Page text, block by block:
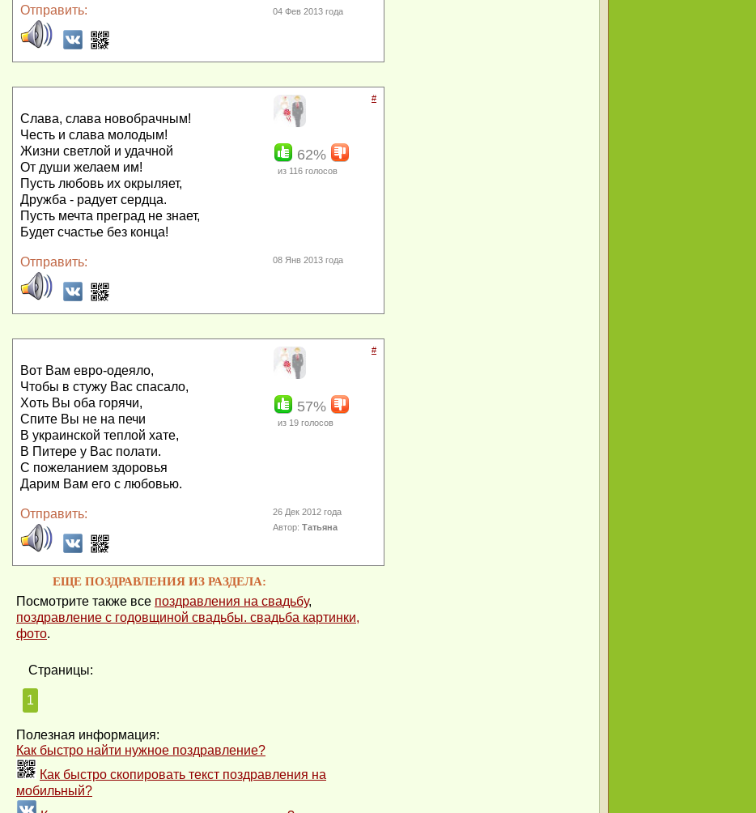
Отправить: 04 Фев 2013 года
Слава, слава новобрачным!
Честь и слава молодым!
Жизни светлой и удачной
От души желаем им!
Пусть любовь их окрыляет,
Дружба - радует сердца.
Пусть мечта преград не знает,
Будет счастье без конца!
#
62%
из 116 голосов
Отправить: 08 Янв 2013 года
Вот Вам евро-одеяло,
Чтобы в стужу Вас спасало,
Хоть Вы оба горячи,
Спите Вы не на печи
В украинской теплой хате,
В Питере у Вас полати.
С пожеланием здоровья
Дарим Вам его с любовью.
#
57%
из 19 голосов
Отправить:
26 Дек 2012 года
Автор:Татьяна
ЕЩЕ ПОЗДРАВЛЕНИЯ ИЗ РАЗДЕЛА:
Посмотрите также все поздравления на свадьбу,
поздравление с годовщиной свадьбы. свадьба картинки,
фото.
Страницы:
1
Полезная информация:
Как быстро найти нужное поздравление?
Как быстро скопировать текст поздравления на
мобильный?